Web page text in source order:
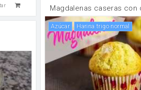
Magdalenas caseras con
Azúcar Harina trigo normal